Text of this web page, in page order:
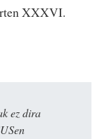
XXXVI.
ez dira